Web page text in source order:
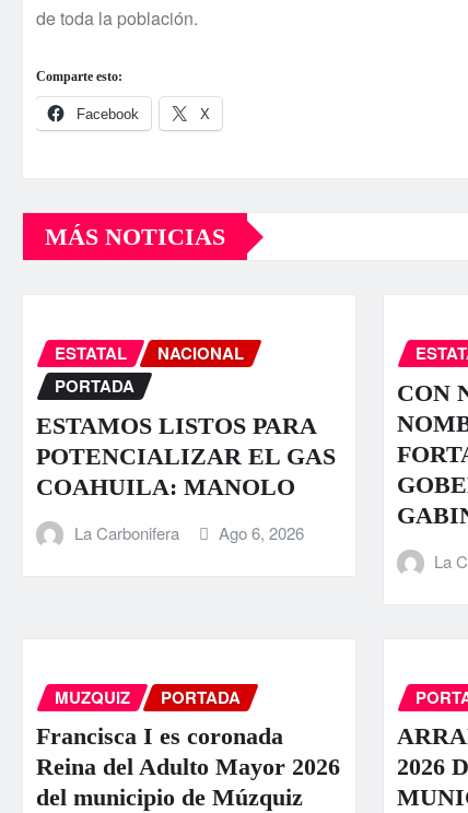
de toda la población.
Comparte esto:
Facebook X
MÁS NOTICIAS
ESTATAL
NACIONAL
PORTADA
ESTAMOS LISTOS PARA
POTENCIALIZAR EL GAS
COAHUILA: MANOLO
La Carbonifera Ago 6, 2026
CON
La
MUZQUIZ PORTADA
Francisca I es coronada
Reina del Adulto Mayor 2026
del municipio de Múzquiz
2026